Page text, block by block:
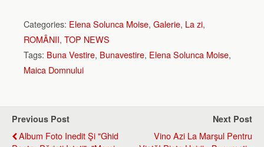
Categories: Elena Solunca Moise, Galerie, La zi,
ROMÂNII, TOP NEWS
Tags: Buna Vestire, Bunavestire, Elena Solunca Moise,
Maica Domnului
Previous Post
Album Foto Inedit Şi "ghid
Next Post
Vino Azi La Marşul Pentru